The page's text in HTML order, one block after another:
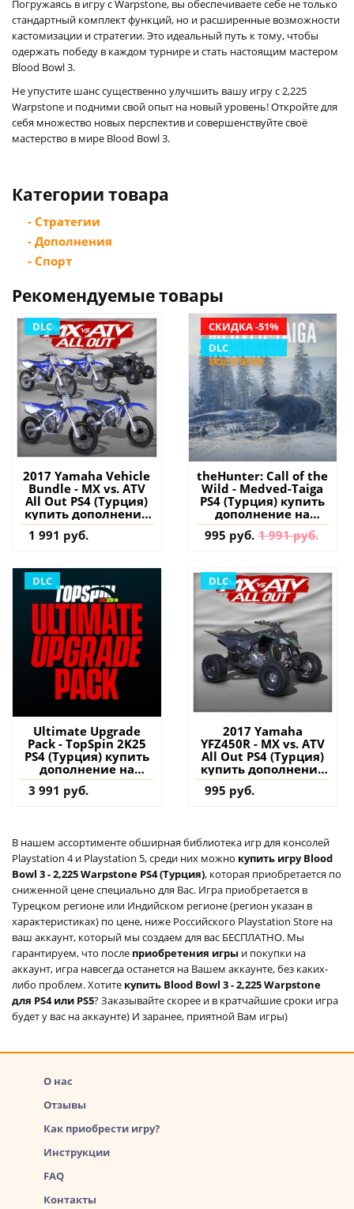
Погружаясь в игру с Warpstone, вы обеспечиваете себе не только
стандартный комплект функций, но и расширенные возможности
кастомизации и стратегии. Это идеальный путь к тому, чтобы
одержать победу в каждом турнире и стать настоящим мастером
Blood Bowl 3.
Не упустите шанс существенно улучшить вашу игру с 2,225
Warpstone и подними свой опыт на новый уровень! Откройте для
себя множество новых перспектив и совершенствуйте своё
мастерство в мире Blood Bowl 3.
Категории товара
- Стратегии
- Дополнения
- Спорт
Рекомендуемые товары
DLC
2017 Yamaha Vehicle
Bundle - MX vs. ATV
All Out PS4 (Турция)
купить дополнение
на аккаунт
1 991 руб.
СКИДКА -51%
DLC
theHunter: Call of the
Wild - Medved-Taiga
PS4 (Турция) купить
дополнение на
аккаунт
995 руб. 1 991 руб.
DLC
Ultimate Upgrade
Pack - TopSpin 2K25
PS4 (Турция) купить
дополнение на
аккаунт
3 991 руб.
DLC
2017 Yamaha
YFZ450R - MX vs. ATV
All Out PS4 (Турция)
купить дополнение
на аккаунт
995 руб.
В нашем ассортименте обширная библиотека игр для консолей
Playstation 4 и Playstation 5, среди них можно купить игру Blood
Bowl 3 - 2,225 Warpstone PS4 (Турция), которая приобретается по
сниженной цене специально для Вас. Игра приобретается в
Турецком регионе или Индийском регионе (регион указан в
характеристиках) по цене, ниже Российского Playstation Store на
ваш аккаунт, который мы создаем для вас БЕСПЛАТНО. Мы
гарантируем, что после приобретения игры и покупки на
аккаунт, игра навсегда останется на Вашем аккаунте, без каких-
либо проблем. Хотите купить Blood Bowl 3 - 2,225 Warpstone
для PS4 или PS5? Заказывайте скорее и в кратчайшие сроки игра
будет у вас на аккаунте) И заранее, приятной Вам игры)
О нас
Отзывы
Как приобрести игру?
Инструкции
FAQ
Контакты